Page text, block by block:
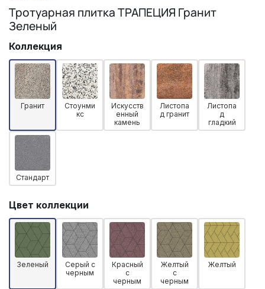
Тротуарная плитка ТРАПЕЦИЯ Гранит
Зеленый
Коллекция
Гранит
Стоунми
кс
Искусств
енный
камень
Листопа
д гранит
Листопа
д
гладкий
Стандарт
Цвет коллекции
Зеленый
Серый с
черным
Красный
с
черным
Желтый
с
черным
Желтый